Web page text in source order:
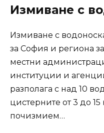
Измиване с
Измиване с
за София и региона
местни
институции и
разполага с над 10
цистерните от 3 до
почизмием…